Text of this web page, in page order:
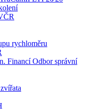
rychloměru
Financí Odbor správní